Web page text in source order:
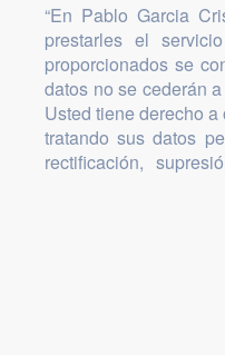
“En Pablo Garcia
prestarles el
proporcionados se
datos no se cederán
Usted tiene derecho
tratando sus datos
rectificación,